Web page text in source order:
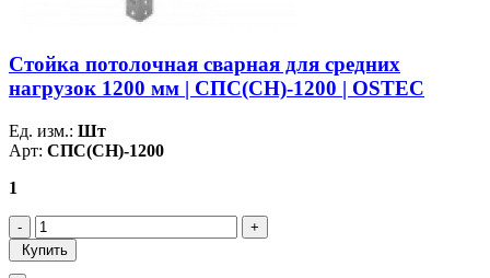
Стойка потолочная сварная для средних
нагрузок 1200 мм | СПС(СН)-1200 | OSTEC
Ед. изм.: Шт
Арт: СПС(СН)-1200
1
Купить